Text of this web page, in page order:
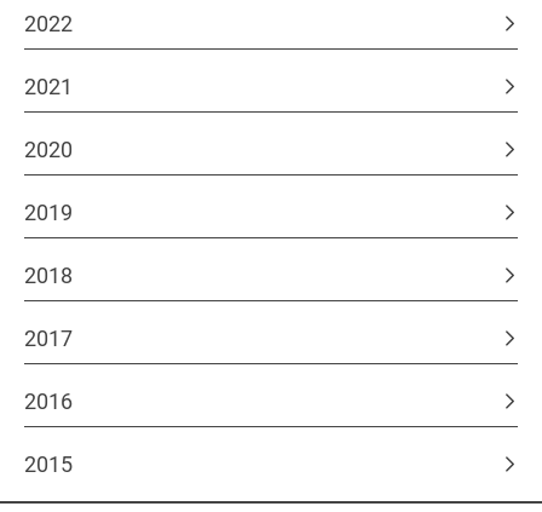
2022
2021
2020
2019
2018
2017
2016
2015